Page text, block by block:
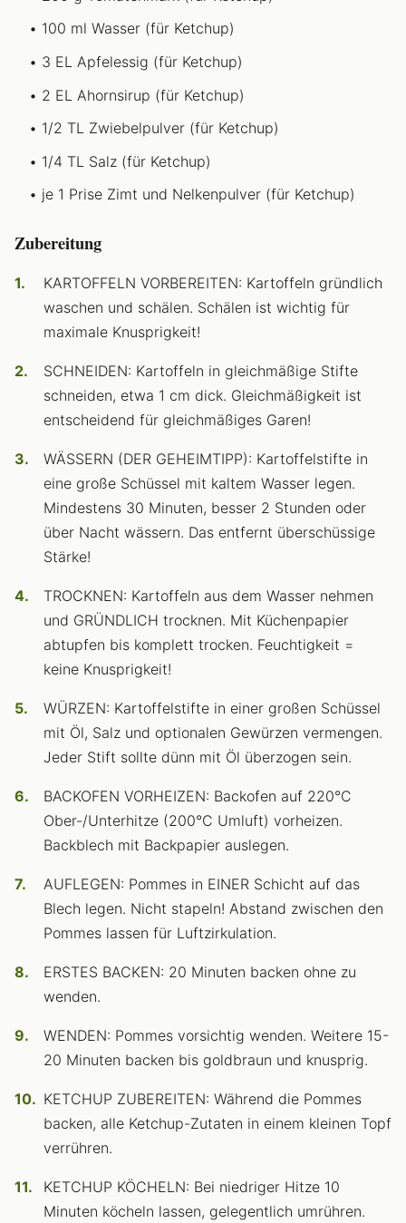
100 ml Wasser (für Ketchup)
3 EL Apfelessig (für Ketchup)
2 EL Ahornsirup (für Ketchup)
1/2 TL Zwiebelpulver (für Ketchup)
1/4 TL Salz (für Ketchup)
je 1 Prise Zimt und Nelkenpulver (für Ketchup)
Zubereitung
KARTOFFELN VORBEREITEN: Kartoffeln gründlich
waschen und schälen. Schälen ist wichtig für
maximale Knusprigkeit!
SCHNEIDEN: Kartoffeln in gleichmäßige Stifte
schneiden, etwa 1 cm dick. Gleichmäßigkeit ist
entscheidend für gleichmäßiges Garen!
WÄSSERN (DER GEHEIMTIPP): Kartoffelstifte in
eine große Schüssel mit kaltem Wasser legen.
Mindestens 30 Minuten, besser 2 Stunden oder
über Nacht wässern. Das entfernt überschüssige
Stärke!
TROCKNEN: Kartoffeln aus dem Wasser nehmen
und GRÜNDLICH trocknen. Mit Küchenpapier
abtupfen bis komplett trocken. Feuchtigkeit =
keine Knusprigkeit!
WÜRZEN: Kartoffelstifte in einer großen Schüssel
mit Öl, Salz und optionalen Gewürzen vermengen.
Jeder Stift sollte dünn mit Öl überzogen sein.
BACKOFEN VORHEIZEN: Backofen auf 220°C
Ober-/Unterhitze (200°C Umluft) vorheizen.
Backblech mit Backpapier auslegen.
AUFLEGEN: Pommes in EINER Schicht auf das
Blech legen. Nicht stapeln! Abstand zwischen den
Pommes lassen für Luftzirkulation.
ERSTES BACKEN: 20 Minuten backen ohne zu
wenden.
WENDEN: Pommes vorsichtig wenden. Weitere 15-
20 Minuten backen bis goldbraun und knusprig.
KETCHUP ZUBEREITEN: Während die Pommes
backen, alle Ketchup-Zutaten in einem kleinen Topf
verrühren.
KETCHUP KÖCHELN: Bei niedriger Hitze 10
Minuten köcheln lassen, gelegentlich umrühren.